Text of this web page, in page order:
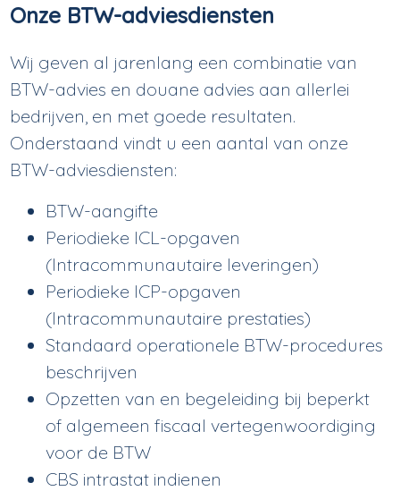
Onze BTW-adviesdiensten
Wij geven al jarenlang een combinatie van
BTW-advies en douane advies aan allerlei
bedrijven, en met goede resultaten.
Onderstaand vindt u een aantal van onze
BTW-adviesdiensten:
BTW-aangifte
Periodieke ICL-opgaven
(Intracommunautaire leveringen)
Periodieke ICP-opgaven
(Intracommunautaire prestaties)
Standaard operationele BTW-procedures
beschrijven
Opzetten van en begeleiding bij beperkt
of algemeen fiscaal vertegenwoordiging
voor de BTW
CBS intrastat indienen